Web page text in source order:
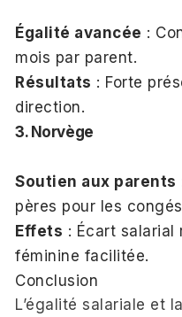
Égalité avancée :
mois par parent.
Résultats : Forte
direction.
3. Norvège
Soutien aux parents
pères pour les
Effets : Écart salarial
féminine facilitée.
Conclusion
L’égalité salariale et